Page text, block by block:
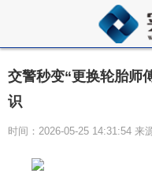
交警秒变“更换轮胎师
识
时间：2026-05-25 14:31:54 来